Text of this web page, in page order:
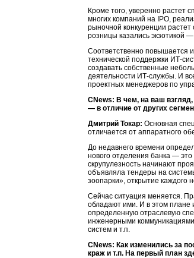
Кроме того, уверенно растет
многих компаний на IPO,
рыночной конкуренции
розницы казались экзотикой
Соответственно повышается и
технической поддержки ИТ-
создавать собственные
деятельности ИТ-службы. И
проектных менеджеров по
CNews: В чем, на ваш
— в отличие от других
Дмитрий Токар: Основная
отличается от аппаратного
До недавнего времени
нового отделения банка —
скрупулезность начинают
объявляла тендеры на
зоопарки», открытие каждого
Сейчас ситуация меняется.
обладают ими. И в этом плане
определенную отраслевую
инженерными
систем и т.п.
CNews: Как изменились за
краж и т.п. На первый план